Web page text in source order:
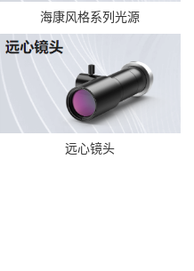
海康风格系列光源
远心镜头